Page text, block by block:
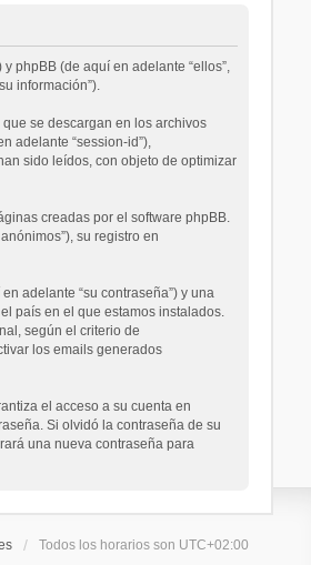
y phpBB (de aquí en adelante “ellos”,
información”).
se descargan en los archivos
adelante “session-id”),
sido leídos, con objeto de optimizar
creadas por el software phpBB.
su registro en
adelante “su contraseña”) y una
país en el que estamos instalados.
según el criterio de
los emails generados
el acceso a su cuenta en
Si olvidó la contraseña de su
una nueva contraseña para
Todos los horarios son UTC+02:00